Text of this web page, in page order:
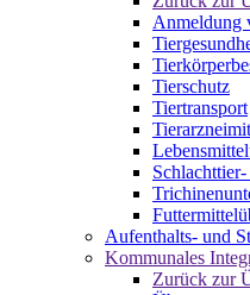
Anmeldung
Tierschutz
Tiertransport
Aufenthalts- und
Kommunales
Zurück zur